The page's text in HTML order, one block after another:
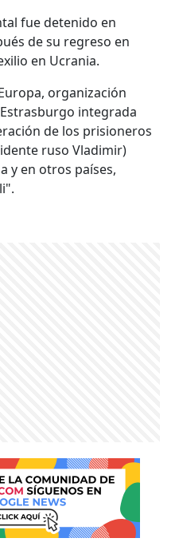
fue detenido en
de su regreso en
en Ucrania.
organización
integrada
de los prisioneros
ruso Vladimir)
y en otros países,